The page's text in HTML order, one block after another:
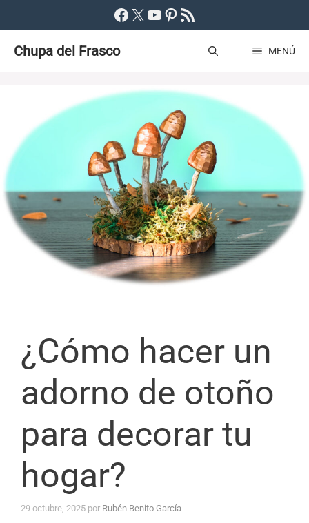
al
contenido
Facebook
X YouTube
Pinterest
Feed RSS
Chupa del Frasco MENÚ
¿Cómo hacer un
adorno de otoño
para decorar tu
hogar?
29 octubre, 2025 por Rubén Benito García